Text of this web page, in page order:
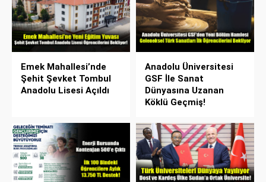
Emek Mahallesi’nde
Şehit Şevket Tombul
Anadolu Lisesi Açıldı
Anadolu Üniversitesi
GSF İle Sanat
Dünyasına Uzanan
Köklü Geçmiş!